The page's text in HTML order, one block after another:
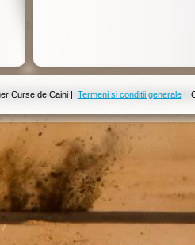
Curse de Caini | Termeni si conditii generale|